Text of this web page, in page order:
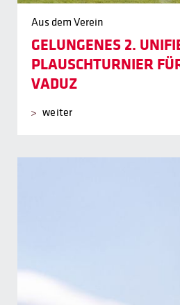
Aus dem Verein
GELUNGENES 2.
PLAUSCHTURNIER
VADUZ
weiter